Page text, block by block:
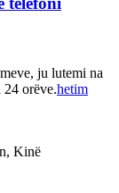
ju lutemi na
orëve.hetim
Kinë